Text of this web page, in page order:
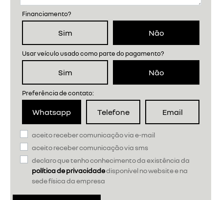
Financiamento?
Sim Não
Usar veículo usado como parte do pagamento?
Sim Não
Preferência de contato:
Whatsapp Telefone Email
aceito receber comunicação via e-mail
aceito receber comunicação via sms
declaro que tenho conhecimento da existência da
política de privacidadedisponível no website e na
sede física da empresa